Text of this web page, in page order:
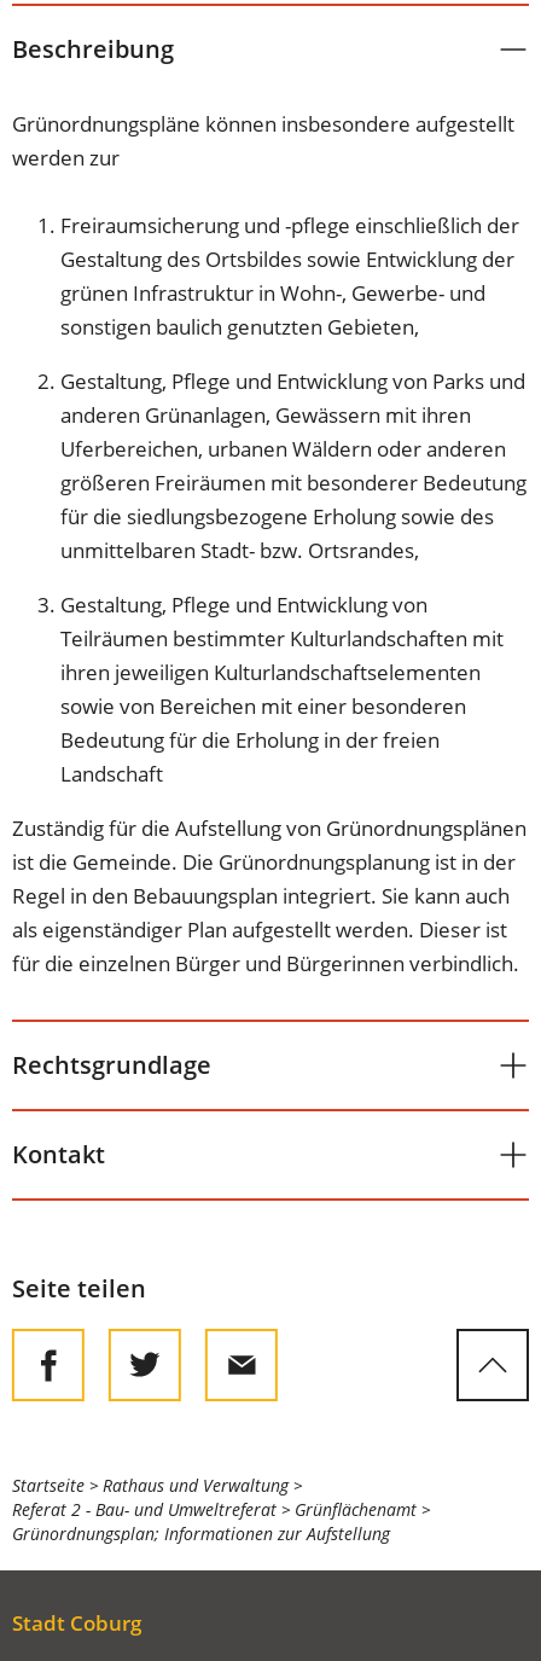
Beschreibung
Grünordnungspläne können insbesondere aufgestellt
werden zur
Freiraumsicherung und -pflege einschließlich der
Gestaltung des Ortsbildes sowie Entwicklung der
grünen Infrastruktur in Wohn-, Gewerbe- und
sonstigen baulich genutzten Gebieten,
Gestaltung, Pflege und Entwicklung von Parks und
anderen Grünanlagen, Gewässern mit ihren
Uferbereichen, urbanen Wäldern oder anderen
größeren Freiräumen mit besonderer Bedeutung
für die siedlungsbezogene Erholung sowie des
unmittelbaren Stadt- bzw. Ortsrandes,
Gestaltung, Pflege und Entwicklung von
Teilräumen bestimmter Kulturlandschaften mit
ihren jeweiligen Kulturlandschaftselementen
sowie von Bereichen mit einer besonderen
Bedeutung für die Erholung in der freien
Landschaft
Zuständig für die Aufstellung von Grünordnungsplänen
ist die Gemeinde. Die Grünordnungsplanung ist in der
Regel in den Bebauungsplan integriert. Sie kann auch
als eigenständiger Plan aufgestellt werden. Dieser ist
für die einzelnen Bürger und Bürgerinnen verbindlich.
Rechtsgrundlage
Kontakt
Seite teilen
Sie
befinden
sich
Startseite
Rathaus und Verwaltung
Referat 2 - Bau- und Umweltreferat
Grünflächenamt
Grünordnungsplan; Informationen zur Aufstellung
Stadt Coburg